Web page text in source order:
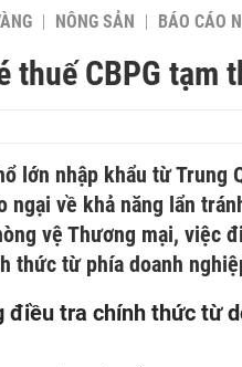
NÔNG SẢN BÁO CÁO
thuế CBPG tạm
lớn nhập khẩu từ Trung
ngại về khả năng lẩn
vệ Thương mại, việc
thức từ phía doanh
điều tra chính thức từ